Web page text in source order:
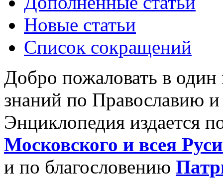
Новые статьи
Список сокращений
Добро пожаловать в
знаний по Православию
Энциклопедия издается
Московского и всея
и по благословению